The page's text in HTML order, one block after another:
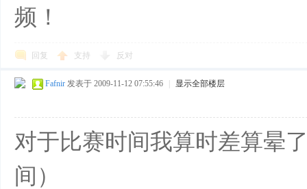
频！
回复 支持 反对
Fafnir 发表于 2009-11-12 07:55:46 显示全部楼层
对于比赛时间我算时差算晕
间）